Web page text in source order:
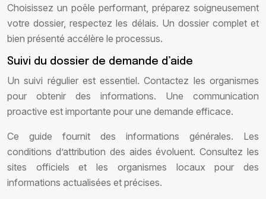
Choisissez un poêle performant, préparez soigneusement
votre dossier, respectez les délais. Un dossier complet et
bien présenté accélère le processus.
Suivi du dossier de demande d’aide
Un suivi régulier est essentiel. Contactez les organismes
pour obtenir des informations. Une communication
proactive est importante pour une demande efficace.
Ce guide fournit des informations générales. Les
conditions d’attribution des aides évoluent. Consultez les
sites officiels et les organismes locaux pour des
informations actualisées et précises.